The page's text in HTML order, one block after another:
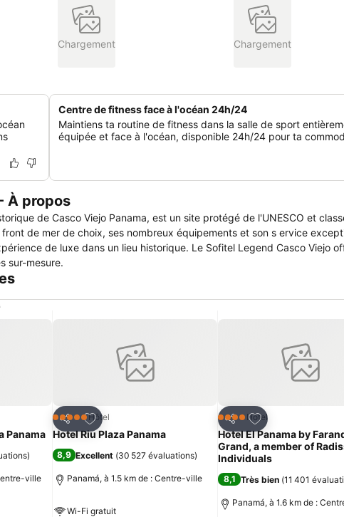
Chargement Chargement
Centre de fitness face à l'océan 24h/24
Maintiens ta routine de fitness dans la salle de sport
équipée et face à l'océan, disponible 24h/24 pour ta
À propos
de Casco Viejo Panama, est un site protégé de l'UNESCO et
de mer de choix, ses nombreux équipements et son s ervice
de luxe dans un lieu historique. Le Sofitel Legend Casco Viejo
sur-mesure.
Panama
)
ville
Partager
Ajouter à mes favoris
5 Étoiles Hôtel
Hotel Riu Plaza Panama
8,9 Excellent (30 527 évaluations)
Panamá, à 1.5 km de : Centre-ville
Wi-Fi gratuit
Partager
Ajouter à mes
4 ÉtoilesHôtel
Hotel El Panama by
Grand, a member of
Individuals
8,1 Très bien (11 401
Panamá, à 1.6 km de :